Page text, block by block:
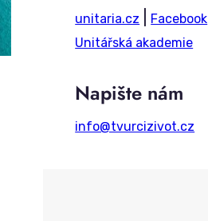
c
h
unitaria.cz Facebook
Unitářská akademie
Napište nám
info@tvurcizivot.cz